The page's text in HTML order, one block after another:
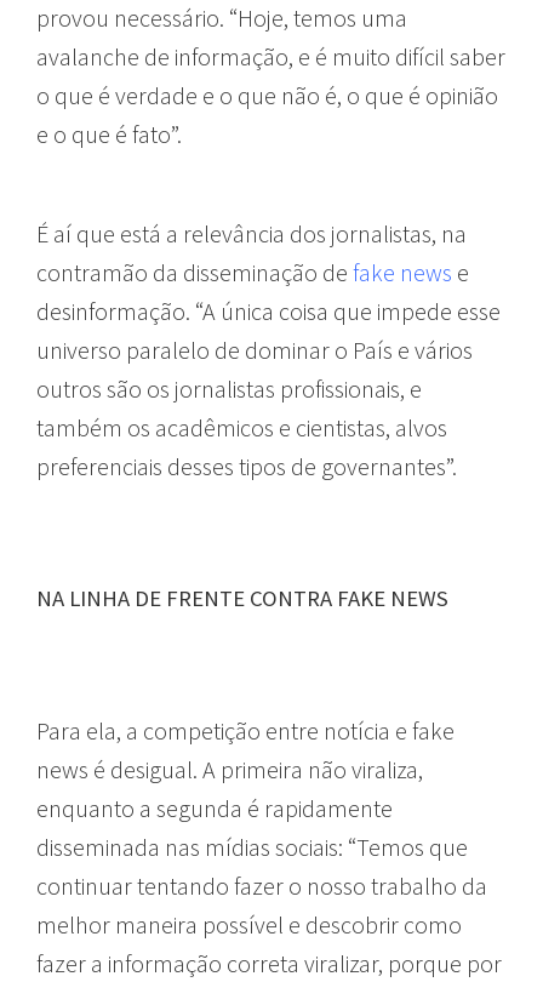
provou necessário. “Hoje, temos uma
avalanche de informação, e é muito difícil saber
o que é verdade e o que não é, o que é opinião
e o que é fato”.
É aí que está a relevância dos jornalistas, na
contramão da disseminação de fake news e
desinformação. “A única coisa que impede esse
universo paralelo de dominar o País e vários
outros são os jornalistas profissionais, e
também os acadêmicos e cientistas, alvos
preferenciais desses tipos de governantes”.
NA LINHA DE FRENTE CONTRA FAKE NEWS
Para ela, a competição entre notícia e fake
news é desigual. A primeira não viraliza,
enquanto a segunda é rapidamente
disseminada nas mídias sociais: “Temos que
continuar tentando fazer o nosso trabalho da
melhor maneira possível e descobrir como
fazer a informação correta viralizar, porque por